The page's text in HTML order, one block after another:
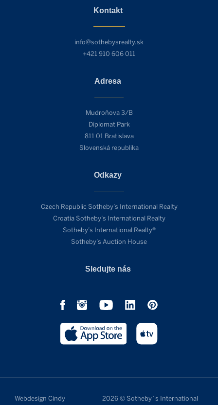
Kontakt
info@sothebysrealty.sk
+421 910 606 011
Adresa
Mudroňova 3/B
Diplomat Park
811 01 Bratislava
Slovenská republika
Odkazy
Czech Republic Sotheby’s International Realty
Croatia Sotheby’s International Realty
Sotheby’s International Realty®
Sotheby’s Auction House
Sledujte nás
Webdesign Cindy
2026 © Sotheby´s International